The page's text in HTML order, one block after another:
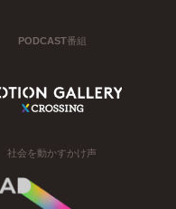
PODCAST番組
社会を動かすかけ声